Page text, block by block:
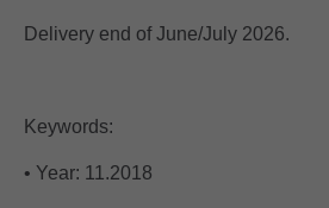
Delivery end of June/July 2026.
Keywords:
• Year: 11.2018